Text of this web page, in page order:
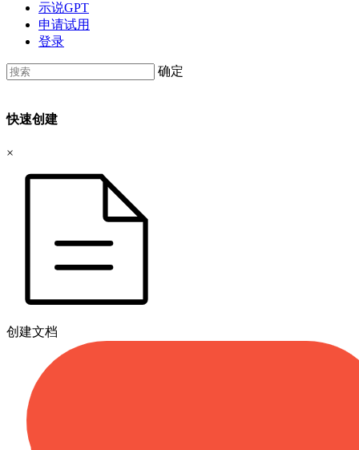
示说GPT
申请试用
登录
确定
快速创建
×
创建文档